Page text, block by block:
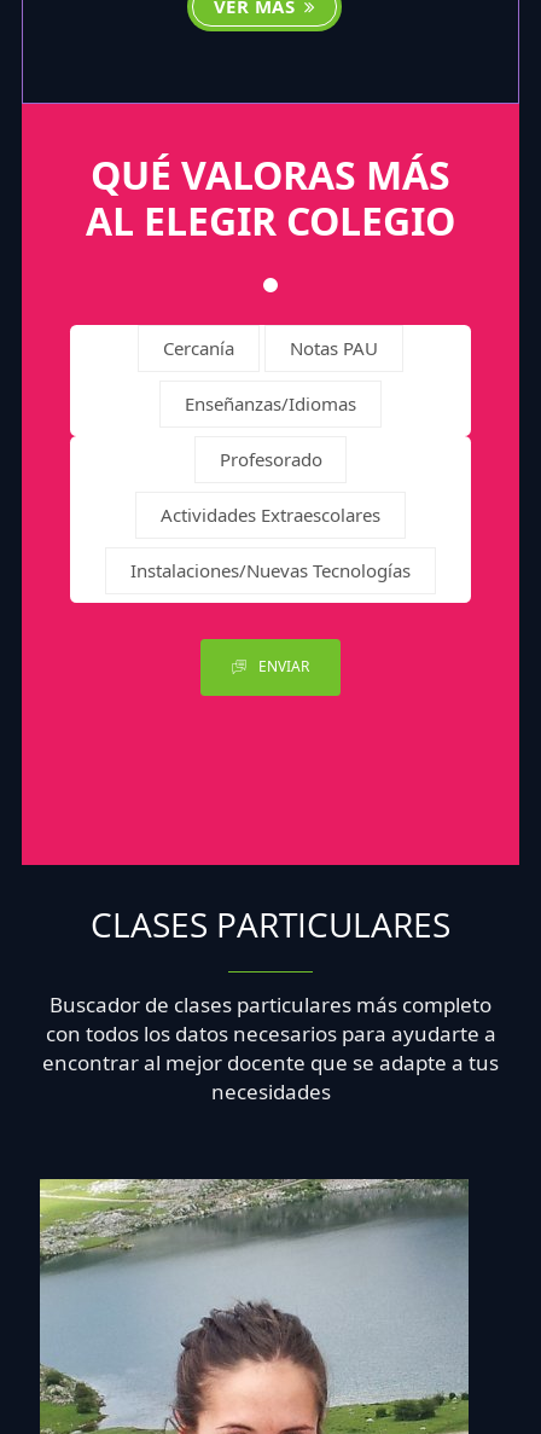
VER MÁS
QUÉ VALORAS MÁS
AL ELEGIR COLEGIO
Cercanía Notas PAU
Enseñanzas/Idiomas
Profesorado
Actividades Extraescolares
Instalaciones/Nuevas Tecnologías
ENVIAR
CLASES PARTICULARES
Buscador de clases particulares más completo
con todos los datos necesarios para ayudarte a
encontrar al mejor docente que se adapte a tus
necesidades